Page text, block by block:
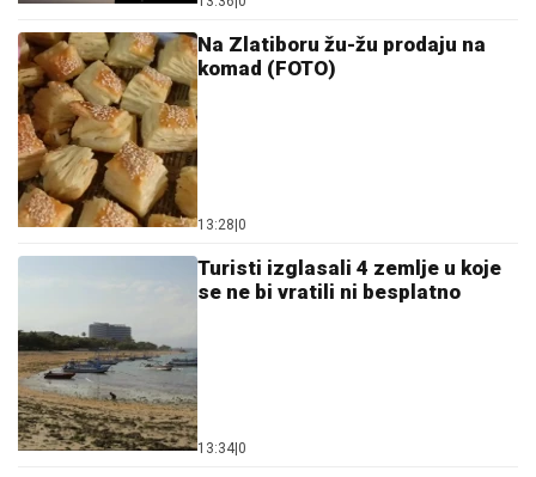
Na Zlatiboru žu-žu prodaju na
komad (FOTO)
13:28|0
Turisti izglasali 4 zemlje u koje
se ne bi vratili ni besplatno
13:34|0